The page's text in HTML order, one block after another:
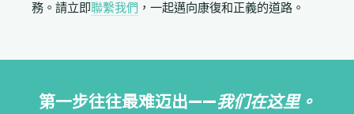
務。請立即聯繫我們 ，一起邁向康復和正義的道路。
第一步往往最难迈出——我们在这里。